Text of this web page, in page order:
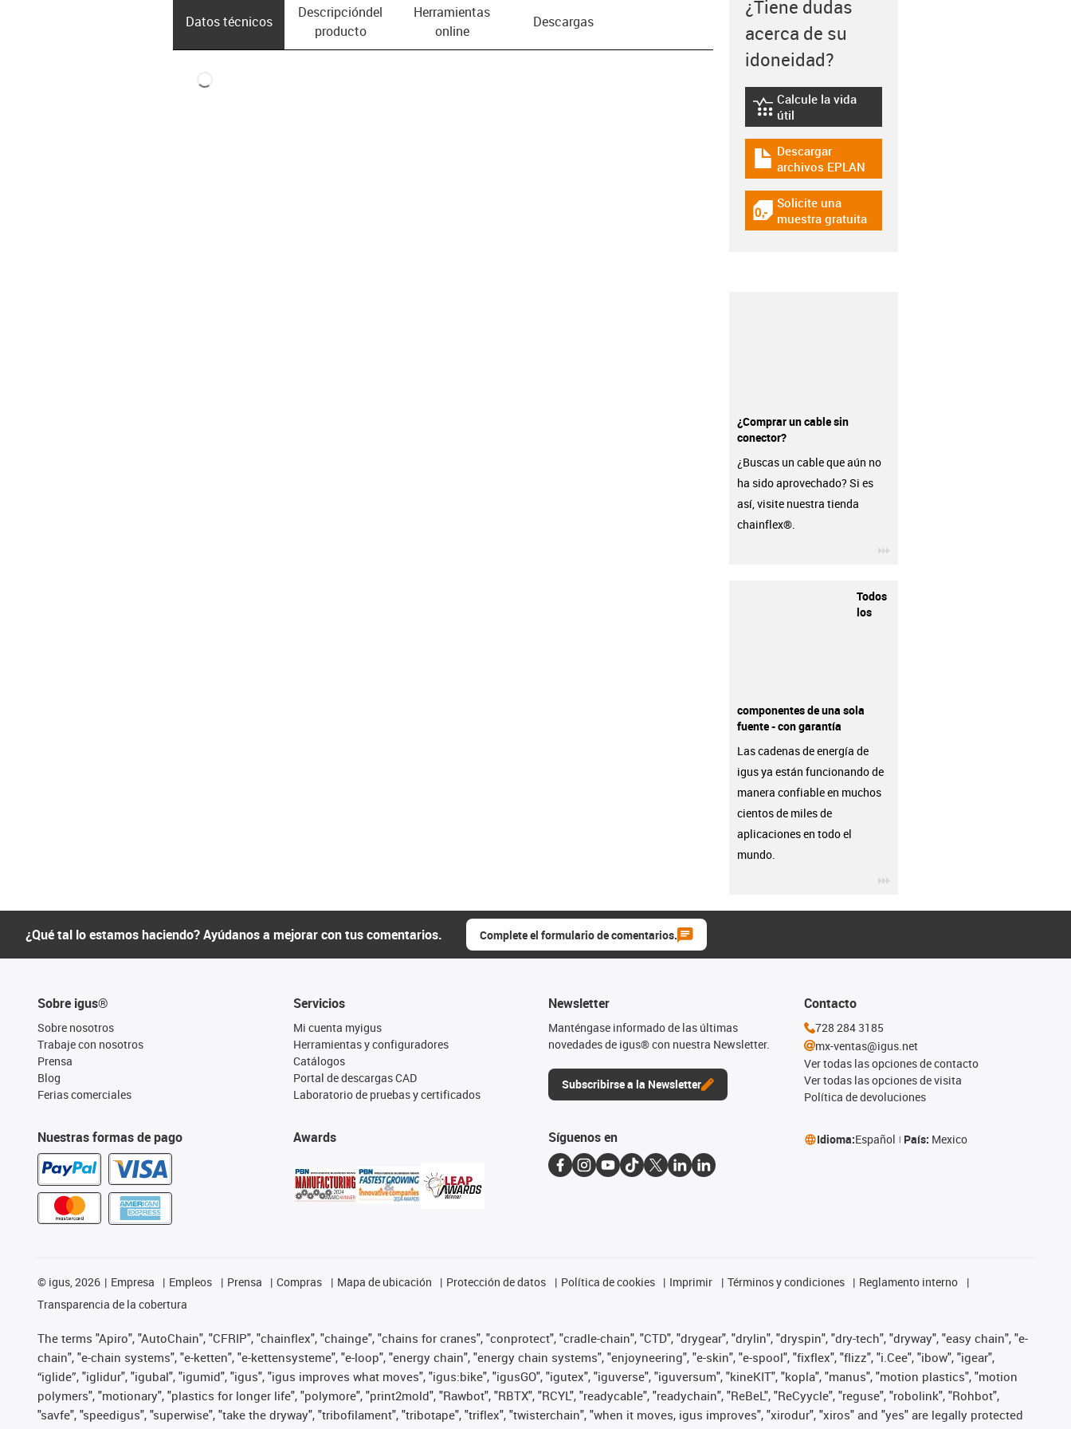
Datos técnicos
Descripción­del
producto
Herramientas
online
Descargas
¿Tiene dudas
acerca de su
idoneidad?
igus-icon-lebensdauerrechner
Calcule la vida
útil
igus-icon-download-plan
Descargar
archivos EPLAN
igus-icon-gratismuster
Solicite una
muestra gratuita
¿Comprar un cable sin
conector?
¿Buscas un cable que aún no
ha sido aprovechado? Si es
así, visite nuestra tienda
chainflex®.
Todos
los
componentes de una sola
fuente - con garantía
Las cadenas de energía de
igus ya están funcionando de
manera confiable en muchos
cientos de miles de
aplicaciones en todo el
mundo.
¿Qué tal lo estamos haciendo? Ayúdanos a mejorar con tus comentarios. Complete el formulario de comentarios.
Sobre igus®
Sobre nosotros
Trabaje con nosotros
Prensa
Blog
Ferias comerciales
Nuestras formas de pago
Servicios
Mi cuenta myigus
Herramientas y configuradores
Catálogos
Portal de descargas CAD
Laboratorio de pruebas y certificados
Awards
Newsletter
Manténgase informado de las últimas
novedades de igus® con nuestra Newsletter.
Subscribirse a la Newsletter
Contacto
728 284 3185
mx-ventas@igus.net
Ver todas las opciones de contacto
Ver todas las opciones de visita
Política de devoluciones
Síguenos en Idioma:Español País: Mexico
© igus, 2026 Empresa Empleos Prensa Compras Mapa de ubicación Protección de datos Política de cookies Imprimir Términos y condiciones
Reglamento interno
Transparencia de la cobertura
The terms "Apiro", "AutoChain", "CFRIP", "chainflex", "chainge", "chains for cranes", "conprotect", "cradle-chain", "CTD", "drygear", "drylin", "dryspin", "dry-tech", "dryway", "easy chain", "e-
chain", "e-chain systems", "e-ketten", "e-kettensysteme", "e-loop", "energy chain", "energy chain systems", "enjoyneering", "e-skin", "e-spool", "fixflex", "flizz", "i.Cee", "ibow", "igear",
“iglide”, "iglidur", "igubal", "igumid", "igus", "igus improves what moves", "igus:bike", "igusGO", "igutex", "iguverse", "iguversum", "kineKIT", "kopla", "manus", "motion plastics", "motion
polymers", "motionary", "plastics for longer life", "polymore", "print2mold", "Rawbot", "RBTX", "RCYL", "readycable", "readychain", "ReBeL", "ReCyycle", "reguse", "robolink", "Rohbot",
"savfe", "speedigus", "superwise", "take the dryway", "tribofilament", "tribotape", "triflex", "twisterchain", "when it moves, igus improves", "xirodur", "xiros" and "yes" are legally protected